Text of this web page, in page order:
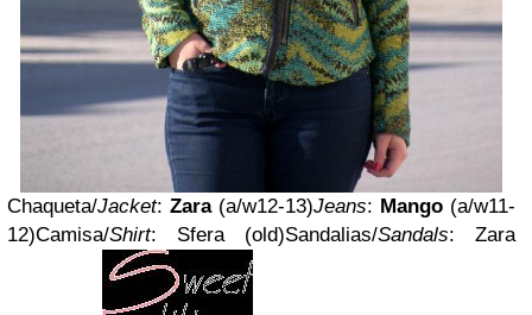
Chaqueta/Jacket: Zara(a/w12-13)Jeans: Mango (a/w11-
12)Camisa/Shirt: Sfera (old)Sandalias/Sandals: Zara